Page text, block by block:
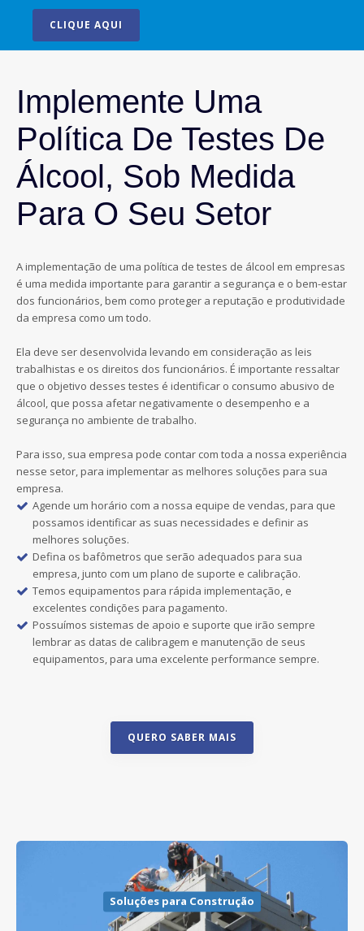
CLIQUE AQUI
Implemente Uma
Política De Testes De
Álcool, Sob Medida
Para O Seu Setor
A implementação de uma política de testes de álcool em empresas
é uma medida importante para garantir a segurança e o bem-estar
dos funcionários, bem como proteger a reputação e produtividade
da empresa como um todo.
Ela deve ser desenvolvida levando em consideração as leis
trabalhistas e os direitos dos funcionários. É importante ressaltar
que o objetivo desses testes é identificar o consumo abusivo de
álcool, que possa afetar negativamente o desempenho e a
segurança no ambiente de trabalho.
Para isso, sua empresa pode contar com toda a nossa experiência
nesse setor, para implementar as melhores soluções para sua
empresa.
Agende um horário com a nossa equipe de vendas, para que
possamos identificar as suas necessidades e definir as
melhores soluções.
Defina os bafômetros que serão adequados para sua
empresa, junto com um plano de suporte e calibração.
Temos equipamentos para rápida implementação, e
excelentes condições para pagamento.
Possuímos sistemas de apoio e suporte que irão sempre
lembrar as datas de calibragem e manutenção de seus
equipamentos, para uma excelente performance sempre.
QUERO SABER MAIS
Soluções para Construção